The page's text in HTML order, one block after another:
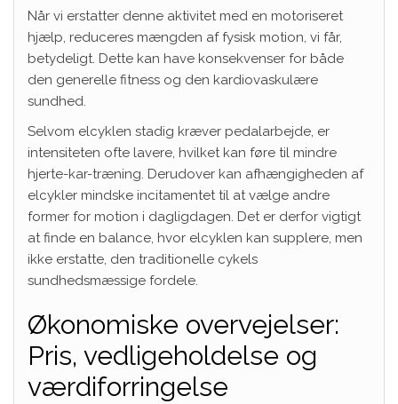
Når vi erstatter denne aktivitet med en motoriseret
hjælp, reduceres mængden af fysisk motion, vi får,
betydeligt. Dette kan have konsekvenser for både
den generelle fitness og den kardiovaskulære
sundhed.
Selvom elcyklen stadig kræver pedalarbejde, er
intensiteten ofte lavere, hvilket kan føre til mindre
hjerte-kar-træning. Derudover kan afhængigheden af
elcykler mindske incitamentet til at vælge andre
former for motion i dagligdagen. Det er derfor vigtigt
at finde en balance, hvor elcyklen kan supplere, men
ikke erstatte, den traditionelle cykels
sundhedsmæssige fordele.
Økonomiske overvejelser:
Pris, vedligeholdelse og
værdiforringelse